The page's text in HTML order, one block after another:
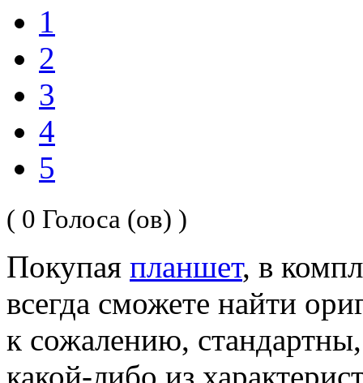
1
2
3
4
5
( 0 Голоса (ов) )
Покупая планшет, в
всегда сможете найти
к сожалению,
какой-либо из